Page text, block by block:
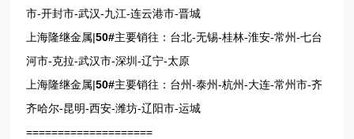
市-开封市-武汉-九江-连云港市-晋城
上海隆继金属|50#主要销往：台北-无锡-桂林-淮安-常州-七台
河市-克拉-武汉市-深圳-辽宁-太原
上海隆继金属|50#主要销往：台州-泰州-杭州-大连-常州市-齐
齐哈尔-昆明-西安-潍坊-辽阳市-运城
====================